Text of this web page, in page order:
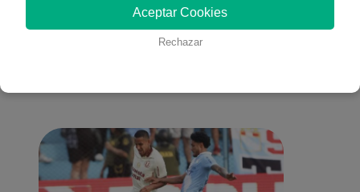
También te puede
Aceptar Cookies
Rechazar